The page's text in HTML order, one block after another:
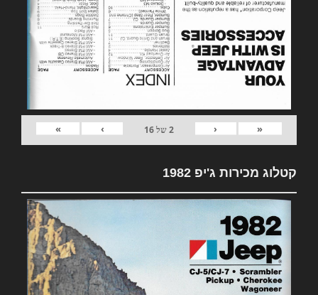
«
‹
2של16
›
»
קטלוג מכירות ג'יפ 1982